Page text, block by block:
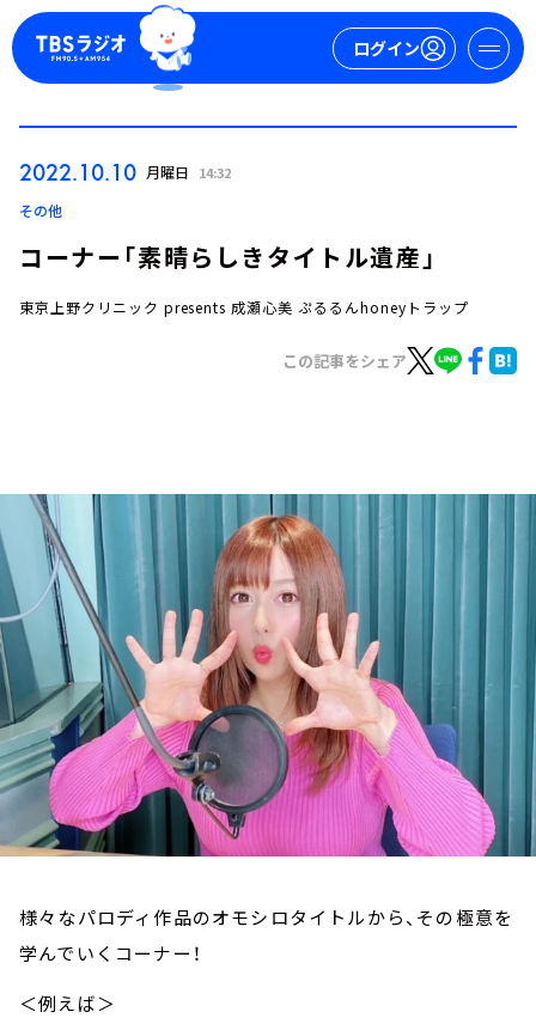
ログイン
トピックス
TBS Podcast
お知らせ
イベント・グッズ
YouTube
会社情報
2022.10.10 月曜日 14:32
その他
コーナー「素晴らしきタイトル遺産」
東京上野クリニック presents 成瀬心美 ぷるるんhoneyトラップ
この記事をシェア
様々なパロディ作品のオモシロタイトルから、その極意を
学んでいくコーナー！
＜例えば＞